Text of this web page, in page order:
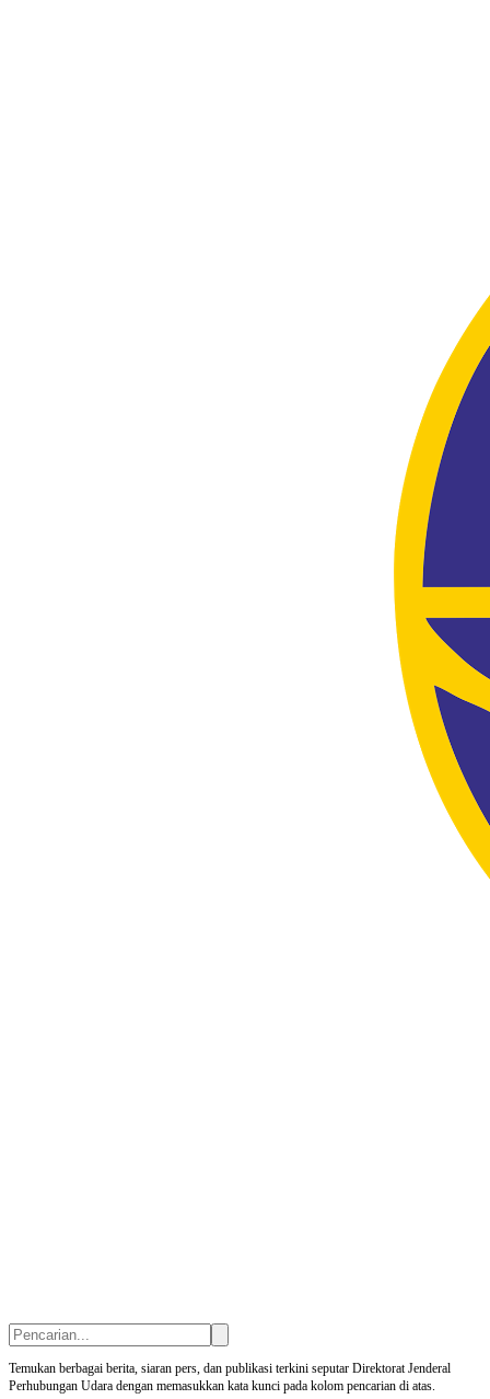
Temukan berbagai berita, siaran pers, dan publikasi terkini seputar Direktorat Jenderal
Perhubungan Udara dengan memasukkan kata kunci pada kolom pencarian di atas.